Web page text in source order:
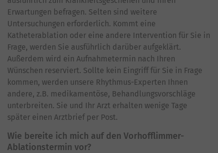
Erwartungen befragen. Selten sind weitere
Untersuchungen erforderlich. Kommt eine
Katheterablation oder eine andere Intervention für Sie in
Frage, werden Sie ausführlich darüber aufgeklärt.
Außerdem wird ein Aufnahmetermin nach Ihren
Wünschen reserviert. Sollte kein Eingriff für Sie in Frage
kommen, werden unsere Rhythmus-Experten Ihnen
andere, z.B. medikamentöse, Behandlungsvorschläge
unterbreiten. Sie und Ihr Arzt erhalten wenige Tage
später einen Arztbrief per Post.
Wie bereite ich mich auf den Vorhofflimmer-
Ablationstermin vor?